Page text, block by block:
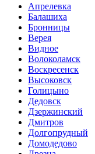
Апрелевка
Балашиха
Бронницы
Верея
Видное
Волоколамск
Воскресенск
Высоковск
Голицыно
Дедовск
Дзержинский
Дмитров
Долгопрудный
Домодедово